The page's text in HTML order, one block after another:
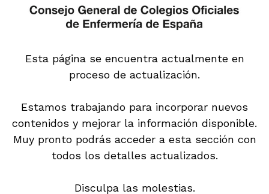
Esta página se encuentra actualmente en
proceso de actualización.
Estamos trabajando para incorporar nuevos
contenidos y mejorar la información disponible.
Muy pronto podrás acceder a esta sección con
todos los detalles actualizados.
Disculpa las molestias.